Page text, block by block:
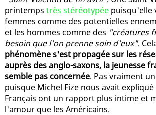
printemps très stéréotypée puisqu'elle
femmes comme des potentielles
et les hommes comme des "créatures
besoin que l'on prenne soin d'eux".
phénomène s'est propagée sur les
auprès des anglo-saxons, la jeunesse
semble pas concernée. Pas vraiment
puisque Michel Fize nous avait expliqué
Français ont un rapport plus intime et
l'amour que les Américains.